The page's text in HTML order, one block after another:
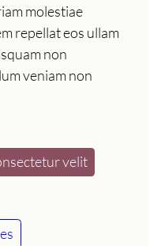
molestiae
repellat eos ullam
non
veniam non
velit